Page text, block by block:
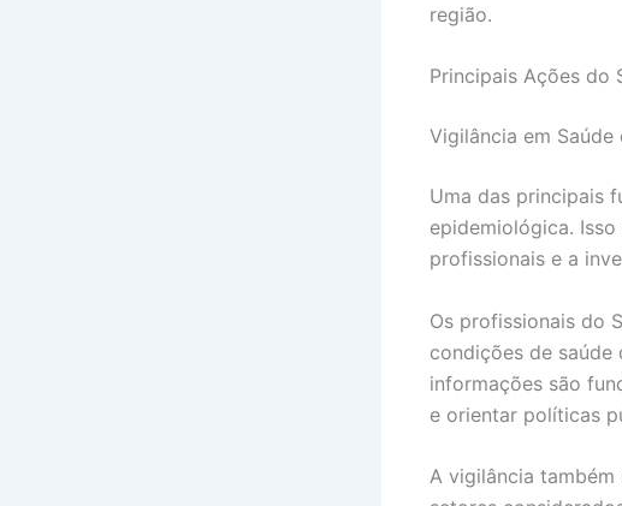
região.
Principais Ações do
Vigilância em
Uma das principais
epidemiológica.
profissionais e a
Os profissionais do
condições de saúde
informações são
e orientar políticas
A vigilância também